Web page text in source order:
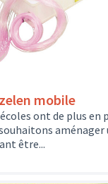
mobile
ont de plus en
être...